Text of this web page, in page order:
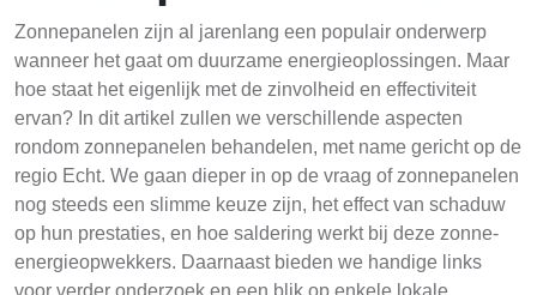
Zonnepanelen zijn al jarenlang een populair onderwerp
wanneer het gaat om duurzame energieoplossingen. Maar
hoe staat het eigenlijk met de zinvolheid en effectiviteit
ervan? In dit artikel zullen we verschillende aspecten
rondom zonnepanelen behandelen, met name gericht op de
regio Echt. We gaan dieper in op de vraag of zonnepanelen
nog steeds een slimme keuze zijn, het effect van schaduw
op hun prestaties, en hoe saldering werkt bij deze zonne-
energieopwekkers. Daarnaast bieden we handige links
voor verder onderzoek en een blik op enkele lokale